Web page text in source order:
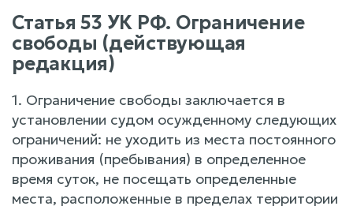
Статья 53 УК РФ. Ограничение
свободы (действующая
редакция)
1. Ограничение свободы заключается в
установлении судом осужденному следующих
ограничений: не уходить из места постоянного
проживания (пребывания) в определенное
время суток, не посещать определенные
места, расположенные в пределах территории